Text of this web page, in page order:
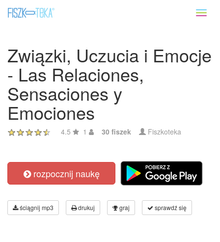
Związki, Uczucia i Emocje
- Las Relaciones,
Sensaciones y
Emociones
4.5 1 30 fiszek Fiszkoteka
rozpocznij naukę
ściągnij mp3 drukuj graj sprawdź się